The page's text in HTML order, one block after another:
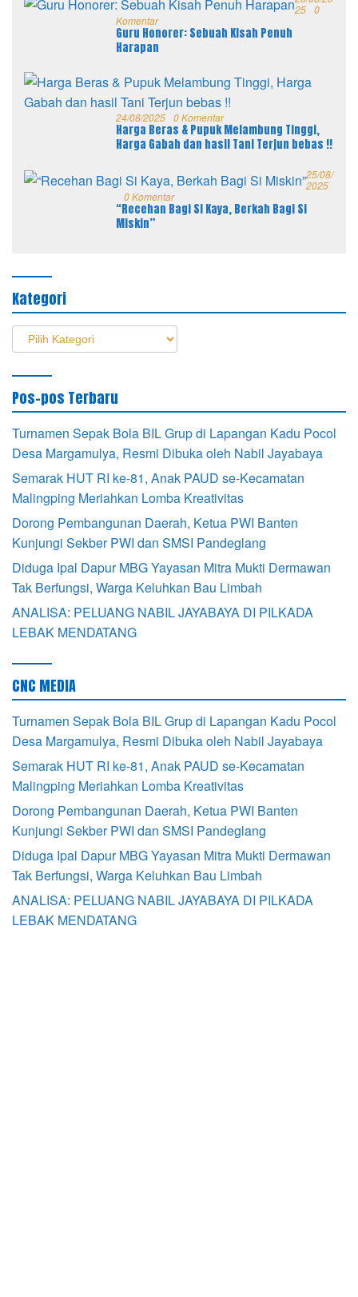
25 0
Komentar
Guru Honorer: Sebuah Kisah Penuh
Harapan
24/08/2025 0 Komentar
Harga Beras & Pupuk Melambung Tinggi,
Harga Gabah dan hasil Tani Terjun bebas !!
25/08/
2025
0 Komentar
“Recehan Bagi Si Kaya, Berkah Bagi Si
Miskin”
Kategori
Kategori
Pos-pos Terbaru
Turnamen Sepak Bola BIL Grup di Lapangan Kadu Pocol
Desa Margamulya, Resmi Dibuka oleh Nabil Jayabaya
Semarak HUT RI ke-81, Anak PAUD se-Kecamatan
Malingping Meriahkan Lomba Kreativitas
Dorong Pembangunan Daerah, Ketua PWI Banten
Kunjungi Sekber PWI dan SMSI Pandeglang
Diduga Ipal Dapur MBG Yayasan Mitra Mukti Dermawan
Tak Berfungsi, Warga Keluhkan Bau Limbah
ANALISA: PELUANG NABIL JAYABAYA DI PILKADA
LEBAK MENDATANG
CNC MEDIA
Turnamen Sepak Bola BIL Grup di Lapangan Kadu Pocol
Desa Margamulya, Resmi Dibuka oleh Nabil Jayabaya
Semarak HUT RI ke-81, Anak PAUD se-Kecamatan
Malingping Meriahkan Lomba Kreativitas
Dorong Pembangunan Daerah, Ketua PWI Banten
Kunjungi Sekber PWI dan SMSI Pandeglang
Diduga Ipal Dapur MBG Yayasan Mitra Mukti Dermawan
Tak Berfungsi, Warga Keluhkan Bau Limbah
ANALISA: PELUANG NABIL JAYABAYA DI PILKADA
LEBAK MENDATANG